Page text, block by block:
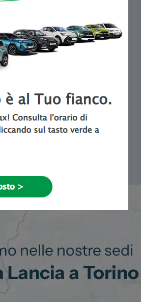
Ypsilon
/Hybrid/
scopri di più
nelle nostre sedi
a